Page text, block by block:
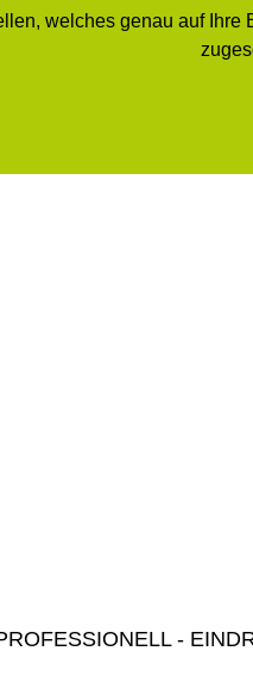
welches genau auf Ihre
-